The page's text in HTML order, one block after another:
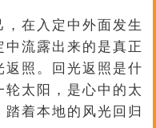
在入定中外面发生
流露出来的是真正
返照。回光返照是什
太阳，是心中的太
着本地的风光回归